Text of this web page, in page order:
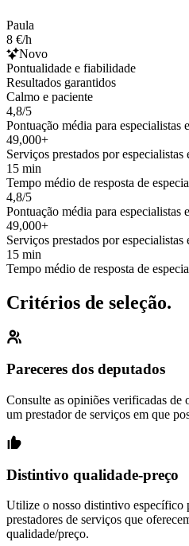
Paula
8 €/h
Novo
Pontualidade e fiabilidade
Resultados garantidos
Calmo e paciente
4,8/5
Pontuação média para especialistas
49,000+
Serviços prestados por especialistas
15 min
Tempo médio de resposta de
4,8/5
Pontuação média para especialistas
49,000+
Serviços prestados por especialistas
15 min
Tempo médio de resposta de
Critérios de seleção.
Pareceres dos deputados
Consulte as opiniões verificadas de
um prestador de serviços em que
Distintivo qualidade-preço
Utilize o nosso distintivo específico
prestadores de serviços que
qualidade/preço.